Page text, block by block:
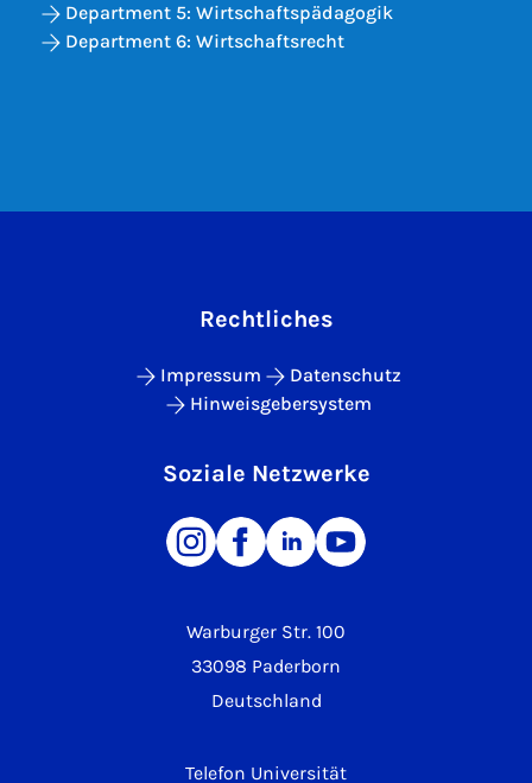
Department 5: Wirtschaftspädagogik
Department 6: Wirtschaftsrecht
Warburger Str. 100
33098 Paderborn
Deutschland
Telefon Universität
Rechtliches
Impressum
Datenschutz
Hinweisgebersystem
Soziale Netzwerke